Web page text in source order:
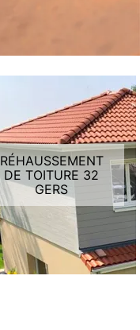
RÉHAUSSEMENT
DE TOITURE 32
GERS